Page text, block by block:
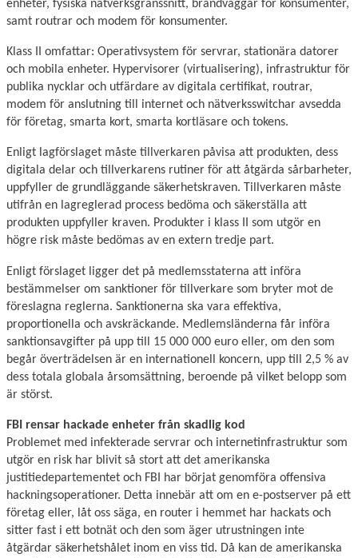
enheter, fysiska nätverksgränssnitt, brandväggar för konsumenter,
samt routrar och modem för konsumenter.
Klass II omfattar: Operativsystem för servrar, stationära datorer
och mobila enheter. Hypervisorer (virtualisering), infrastruktur för
publika nycklar och utfärdare av digitala certifikat, routrar,
modem för anslutning till internet och nätverksswitchar avsedda
för företag, smarta kort, smarta kortläsare och tokens.
Enligt lagförslaget måste tillverkaren påvisa att produkten, dess
digitala delar och tillverkarens rutiner för att åtgärda sårbarheter,
uppfyller de grundläggande säkerhetskraven. Tillverkaren måste
utifrån en lagreglerad process bedöma och säkerställa att
produkten uppfyller kraven. Produkter i klass II som utgör en
högre risk måste bedömas av en extern tredje part.
Enligt förslaget ligger det på medlemsstaterna att införa
bestämmelser om sanktioner för tillverkare som bryter mot de
föreslagna reglerna. Sanktionerna ska vara effektiva,
proportionella och avskräckande. Medlemsländerna får införa
sanktionsavgifter på upp till 15 000 000 euro eller, om den som
begår överträdelsen är en internationell koncern, upp till 2,5 % av
dess totala globala årsomsättning, beroende på vilket belopp som
är störst.
FBI rensar hackade enheter från skadlig kod
Problemet med infekterade servrar och internetinfrastruktur som
utgör en risk har blivit så stort att det amerikanska
justitiedepartementet och FBI har börjat genomföra offensiva
hackningsoperationer. Detta innebär att om en e-postserver på ett
företag eller, låt oss säga, en router i hemmet har hackats och
sitter fast i ett botnät och den som äger utrustningen inte
åtgärdar säkerhetshålet inom en viss tid. Då kan de amerikanska